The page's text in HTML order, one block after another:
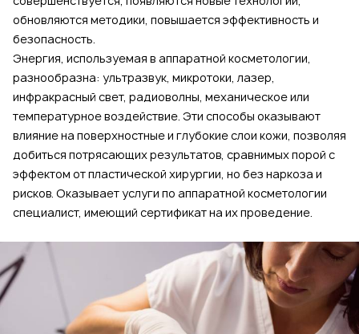
обновляются методики, повышается эффективность и
безопасность.
Энергия, используемая в аппаратной косметологии,
разнообразна: ультразвук, микротоки, лазер,
инфракрасный свет, радиоволны, механическое или
температурное воздействие. Эти способы оказывают
влияние на поверхностные и глубокие слои кожи, позволяя
добиться потрясающих результатов, сравнимых порой с
эффектом от пластической хирургии, но без наркоза и
рисков. Оказывает услуги по аппаратной косметологии
специалист, имеющий сертификат на их проведение.